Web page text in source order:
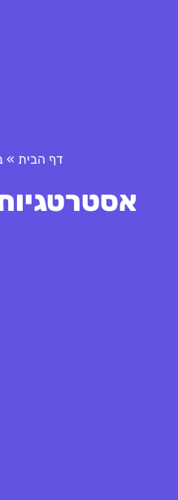
דף הבית »